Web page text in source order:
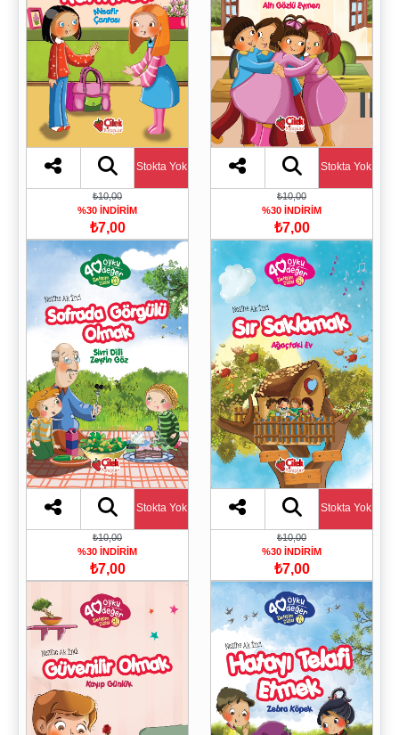
Stokta Yok
₺10,00
%30 İNDİRİM
₺7,00
Stokta Yok
₺10,00
%30 İNDİRİM
₺7,00
Stokta Yok
₺10,00
%30 İNDİRİM
₺7,00
Stokta Yok
₺10,00
%30 İNDİRİM
₺7,00